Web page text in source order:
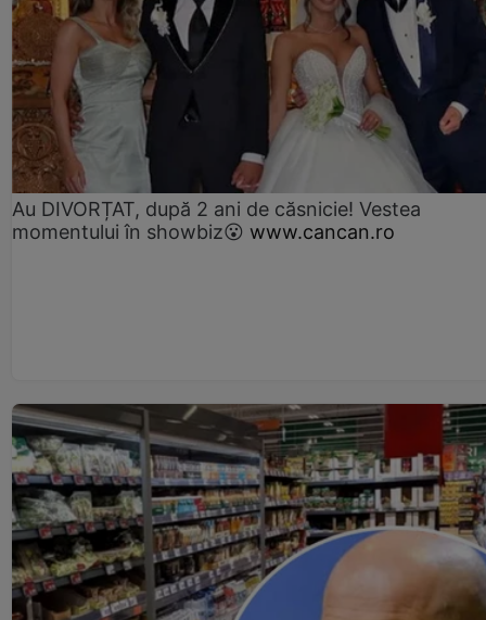
Au DIVORȚAT, după 2 ani de căsnicie! Vestea
momentului în showbiz😮 www.cancan.ro